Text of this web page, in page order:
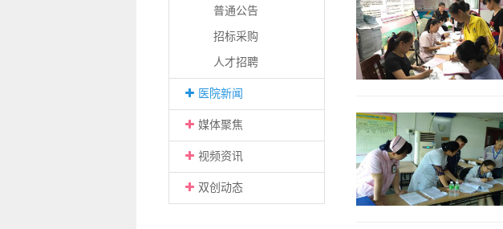
普通公告
招标采购
人才招聘
医院新闻
媒体聚焦
视频资讯
双创动态